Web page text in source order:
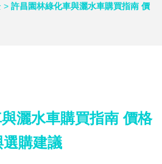
> 許昌園林綠化車與灑水車購買指南 價
灑水車購買指南 價格
選購建議